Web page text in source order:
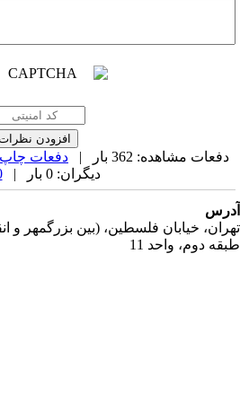
دفعات مشاهده: 362 بار | دفعات چاپ: 50 بار
دیگران: 0 بار |
دوم، واحد 11